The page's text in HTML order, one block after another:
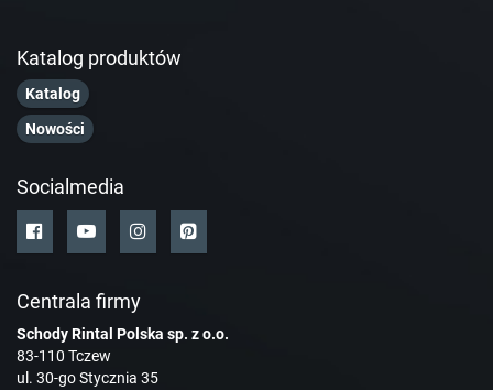
Katalog produktów
Katalog
Nowości
Socialmedia
Centrala firmy
Schody Rintal Polska sp. z o.o.
83-110 Tczew
ul. 30-go Stycznia 35